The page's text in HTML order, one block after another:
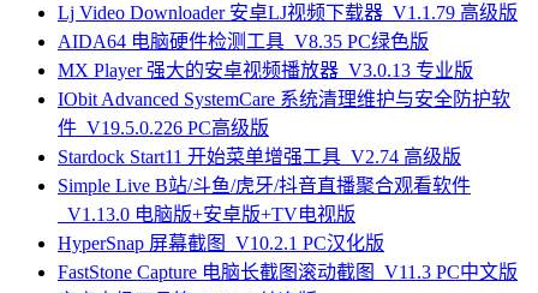
Lj Video Downloader 安卓LJ视频下载器_V1.1.79 高级版
AIDA64 电脑硬件检测工具_V8.35 PC绿色版
MX Player 强大的安卓视频播放器_V3.0.13 专业版
IObit Advanced SystemCare 系统清理维护与安全防护软
件_V19.5.0.226 PC高级版
Stardock Start11 开始菜单增强工具_V2.74 高级版
Simple Live B站/斗鱼/虎牙/抖音直播聚合观看软件
_V1.13.0 电脑版+安卓版+TV电视版
HyperSnap 屏幕截图_V10.2.1 PC汉化版
FastStone Capture 电脑长截图滚动截图_V11.3 PC中文版